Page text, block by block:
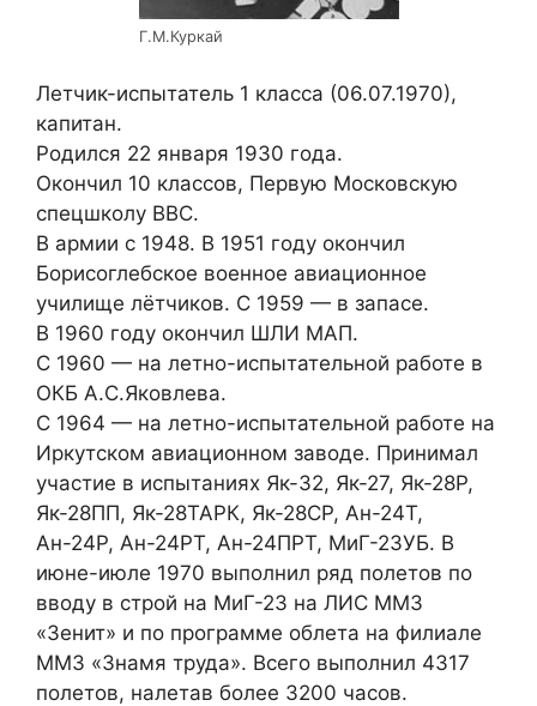
Г.М.Куркай
Летчик-испытатель 1 класса (06.07.1970),
капитан.
Родился 22 января 1930 года.
Окончил 10 классов, Первую Московскую
спецшколу ВВС.
В армии с 1948. В 1951 году окончил
Борисоглебское военное авиационное
училище лётчиков. С 1959 — в запасе.
В 1960 году окончил ШЛИ МАП.
С 1960 — на летно-испытательной работе в
ОКБ А.С.Яковлева.
С 1964 — на летно-испытательной работе на
Иркутском авиационном заводе. Принимал
участие в испытаниях Як-32, Як-27, Як-28Р,
Як-28ПП, Як-28ТАРК, Як-28СР, Ан-24Т,
Ан-24Р, Ан-24РТ, Ан-24ПРТ, МиГ-23УБ. В
июне-июле 1970 выполнил ряд полетов по
вводу в строй на МиГ-23 на ЛИС ММЗ
«Зенит» и по программе облета на филиале
ММЗ «Знамя труда». Всего выполнил 4317
полетов, налетав более 3200 часов.